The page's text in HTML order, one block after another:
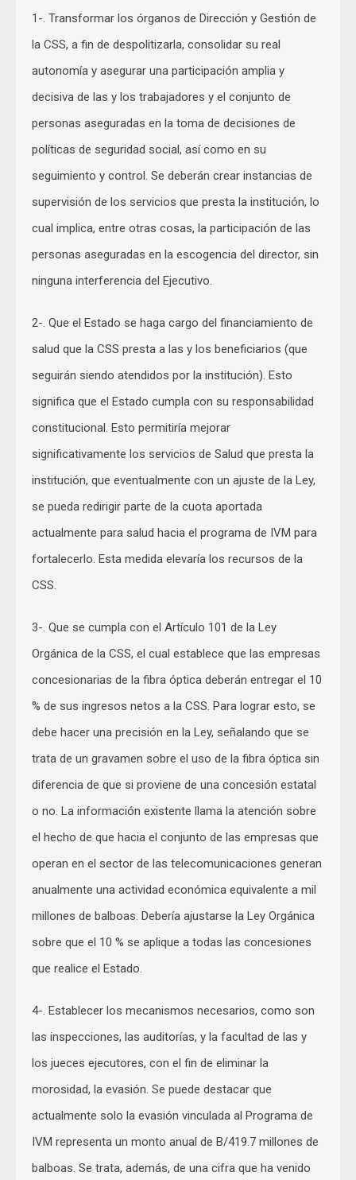
1-. Transformar los órganos de Dirección y Gestión de
la CSS, a fin de despolitizarla, consolidar su real
autonomía y asegurar una participación amplia y
decisiva de las y los trabajadores y el conjunto de
personas aseguradas en la toma de decisiones de
políticas de seguridad social, así como en su
seguimiento y control. Se deberán crear instancias de
supervisión de los servicios que presta la institución, lo
cual implica, entre otras cosas, la participación de las
personas aseguradas en la escogencia del director, sin
ninguna interferencia del Ejecutivo.
2-. Que el Estado se haga cargo del financiamiento de
salud que la CSS presta a las y los beneficiarios (que
seguirán siendo atendidos por la institución). Esto
significa que el Estado cumpla con su responsabilidad
constitucional. Esto permitiría mejorar
significativamente los servicios de Salud que presta la
institución, que eventualmente con un ajuste de la Ley,
se pueda redirigir parte de la cuota aportada
actualmente para salud hacia el programa de IVM para
fortalecerlo. Esta medida elevaría los recursos de la
CSS.
3-. Que se cumpla con el Artículo 101 de la Ley
Orgánica de la CSS, el cual establece que las empresas
concesionarias de la fibra óptica deberán entregar el 10
% de sus ingresos netos a la CSS. Para lograr esto, se
debe hacer una precisión en la Ley, señalando que se
trata de un gravamen sobre el uso de la fibra óptica sin
diferencia de que si proviene de una concesión estatal
o no. La información existente llama la atención sobre
el hecho de que hacia el conjunto de las empresas que
operan en el sector de las telecomunicaciones generan
anualmente una actividad económica equivalente a mil
millones de balboas. Debería ajustarse la Ley Orgánica
sobre que el 10 % se aplique a todas las concesiones
que realice el Estado.
4-. Establecer los mecanismos necesarios, como son
las inspecciones, las auditorías, y la facultad de las y
los jueces ejecutores, con el fin de eliminar la
morosidad, la evasión. Se puede destacar que
actualmente solo la evasión vinculada al Programa de
IVM representa un monto anual de B/419.7 millones de
balboas. Se trata, además, de una cifra que ha venido